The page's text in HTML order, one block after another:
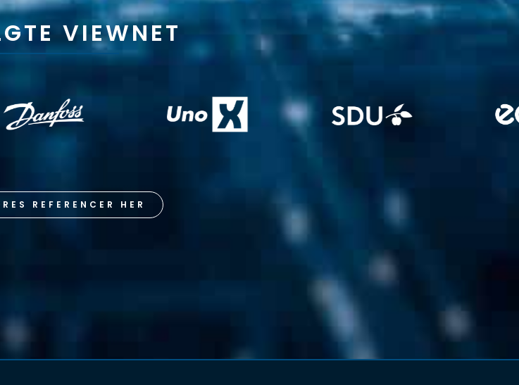
VIEWNET
REFERENCER HER